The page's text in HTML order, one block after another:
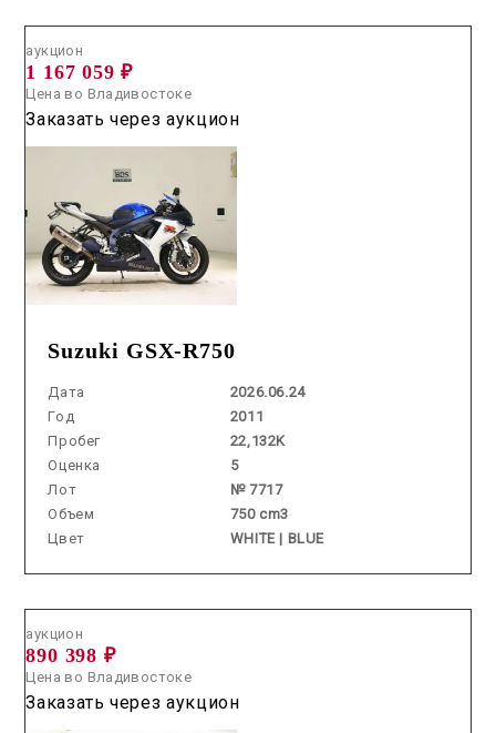
Suzuki GSX-R750
Дата
2026.06.24
Год
2011
Пробег
22,132K
Оценка
5
Лот
№ 7717
Объем
750 cm3
Цвет
WHITE | BLUE
аукцион
1 167 059 ₽
Цена во Владивостоке
Заказать через аукцион
аукцион
890 398 ₽
Цена во Владивостоке
Заказать через аукцион